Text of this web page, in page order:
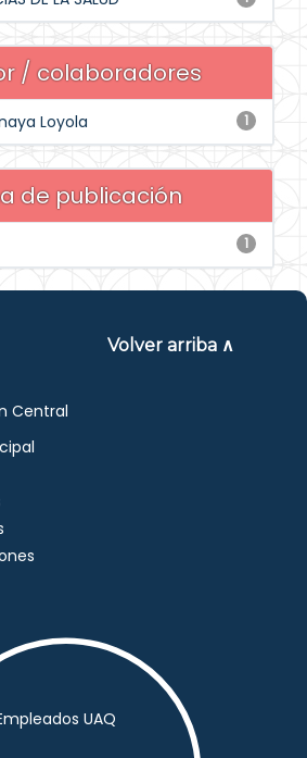
/ colaboradores
1
Loyola
de publicación
1
Volver arriba ∧
Central
UAQ